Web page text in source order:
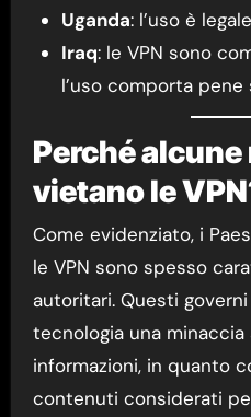
Uganda: l’uso è
Iraq: le VPN sono
l’uso comporta pene
Perché
vietano le
Come evidenziato, i
le VPN sono spesso
autoritari. Questi
tecnologia una
informazioni, in quanto
contenuti considerati